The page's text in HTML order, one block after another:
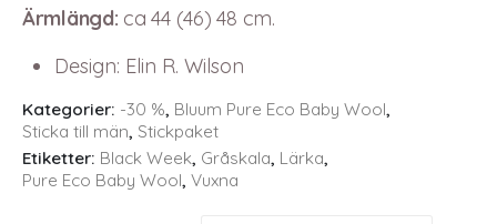
Ärmlängd: ca 44 (46) 48 cm.
Design: Elin R. Wilson
Kategorier: -30 %, Bluum Pure Eco Baby Wool,
Sticka till män, Stickpaket
Etiketter: Black Week, Gråskala, Lärka,
Pure Eco Baby Wool, Vuxna